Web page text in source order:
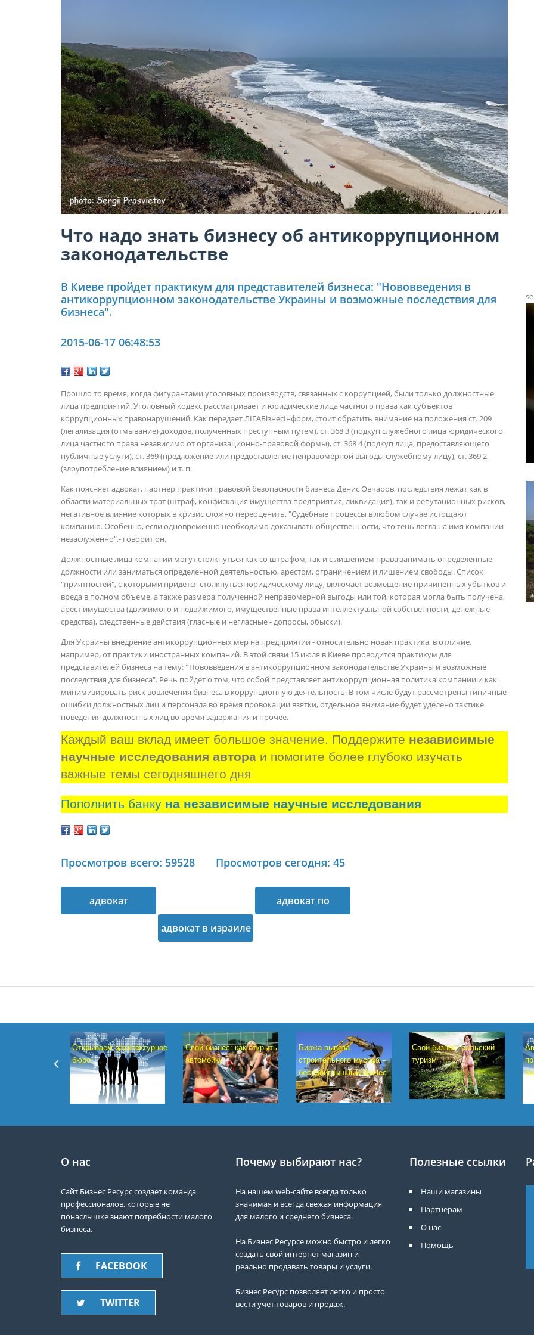
Что надо знать бизнесу об антикоррупционном
законодательстве
В Киеве пройдет практикум для представителей бизнеса: "Нововведения в
антикоррупционном законодательстве Украины и возможные последствия для
бизнеса".
2015-06-17 06:48:53
Прошло то время, когда фигурантами уголовных производств, связанных с коррупцией, были только должностные
лица предприятий. Уголовный кодекс рассматривает и юридические лица частного права как субъектов
коррупционных правонарушений. Как передает ЛІГАБізнесІнформ, стоит обратить внимание на положения ст. 209
(легализация (отмывание) доходов, полученных преступным путем), ст. 368 3 (подкуп служебного лица юридического
лица частного права независимо от организационно-правовой формы), ст. 368 4 (подкуп лица, предоставляющего
публичные услуги), ст. 369 (предложение или предоставление неправомерной выгоды служебному лицу), ст. 369 2
(злоупотребление влиянием) и т. п.
Как поясняет адвокат, партнер практики правовой безопасности бизнеса Денис Овчаров, последствия лежат как в
области материальных трат (штраф, конфискация имущества предприятия, ликвидация), так и репутационных рисков,
негативное влияние которых в кризис сложно переоценить. "Судебные процессы в любом случае истощают
компанию. Особенно, если одновременно необходимо доказывать общественности, что тень легла на имя компании
незаслуженно",- говорит он.
Должностные лица компании могут столкнуться как со штрафом, так и с лишением права занимать определенные
должности или заниматься определенной деятельностью, арестом, ограничением и лишением свободы. Список
"приятностей", с которыми придется столкнуться юридическому лицу, включает возмещение причиненных убытков и
вреда в полном объеме, а также размера полученной неправомерной выгоды или той, которая могла быть получена,
арест имущества (движимого и недвижимого, имущественные права интеллектуальной собственности, денежные
средства), следственные действия (гласные и негласные - допросы, обыски).
Для Украины внедрение антикоррупционных мер на предприятии - относительно новая практика, в отличие,
например, от практики иностранных компаний. В этой связи 15 июля в Киеве проводится практикум для
представителей бизнеса на тему: "Нововведения в антикоррупционном законодательстве Украины и возможные
последствия для бизнеса". Речь пойдет о том, что собой представляет антикоррупционная политика компании и как
минимизировать риск вовлечения бизнеса в коррупционную деятельность. В том числе будут рассмотрены типичные
ошибки должностных лиц и персонала во время провокации взятки, отдельное внимание будет уделено тактике
поведения должностных лиц во время задержания и прочее.
Каждый ваш вклад имеет большое значение. Поддержите независимые
научные исследования автора и помогите более глубоко изучать
важные темы сегодняшнего дня
Пополнить банку на независимые научные исследования
Просмотров всего: 59528 Просмотров сегодня: 45
адвокат
адвокат в израиле
адвокат по
Открываем архитектурное
бюро
Свой бизнес: как открыть
автомойку
Биржа вывоза
строительного мусора –
беспроигрышный бизнес
Свой бизнес: сельский
туризм
О нас
Сайт Бизнес Ресурс создает команда
профессионалов, которые не
понаслышке знают потребности малого
бизнеса.
FACEBOOK
TWITTER
Почему выбирают нас?
На нашем web-сайте всегда только
значимая и всегда свежая информация
для малого и среднего бизнеса.
На Бизнес Ресурсе можно быстро и легко
создать свой интернет магазин и
реально продавать товары и услуги.
Бизнес Ресурс позволяет легко и просто
вести учет товаров и продаж.
Полезные ссылки
Наши магазины
Партнерам
О нас
Помощь